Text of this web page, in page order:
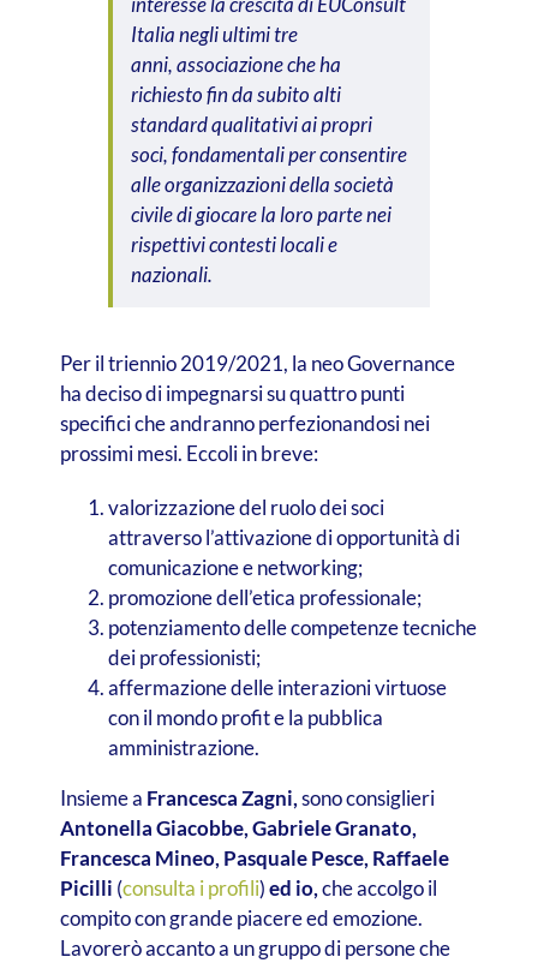
Italia negli ultimi tre
anni, associazione che ha
richiesto fin da subito alti
standard qualitativi ai propri
soci, fondamentali per consentire
alle organizzazioni della società
civile di giocare la loro parte nei
rispettivi contesti locali e
nazionali.
Per il triennio 2019/2021, la neo Governance
ha deciso di impegnarsi su quattro punti
specifici che andranno perfezionandosi nei
prossimi mesi. Eccoli in breve:
valorizzazione del ruolo dei soci
attraverso l’attivazione di opportunità di
comunicazione e networking;
promozione dell’etica professionale;
potenziamento delle competenze tecniche
dei professionisti;
affermazione delle interazioni virtuose
con il mondo profit e la pubblica
amministrazione.
Insieme a Francesca Zagni,sono consiglieri
Antonella Giacobbe, Gabriele Granato,
Francesca Mineo, Pasquale Pesce, Raffaele
Picilli (consulta i profili)ed io,che accolgo il
compito con grande piacere ed emozione.
Lavorerò accanto a un gruppo di persone che